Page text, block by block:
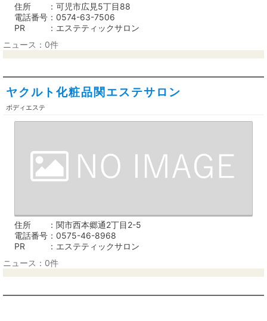
住所
可児市広見5丁目88
電話番号
0574-63-7506
PR
エステティックサロン
ニュース：0件
ヤクルト化粧品関エステサロン
ボディエステ
住所
関市西本郷通2丁目2-5
電話番号
0575-46-8968
PR
エステティックサロン
ニュース：0件